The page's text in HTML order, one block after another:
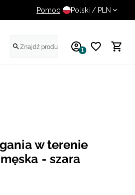
UWAGA NA FAŁSZYWE
Pomoc Polski / PLN
1
w terenie
- szara